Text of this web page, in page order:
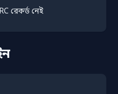
রেকর্ড নেই